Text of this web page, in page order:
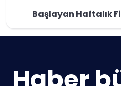
Başlayan Haftalık